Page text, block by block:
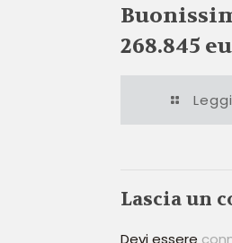
268.845
Lascia un
Devi essere